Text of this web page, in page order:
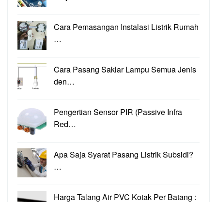
Cara Pemasangan Instalasi Listrik Rumah
…
Cara Pasang Saklar Lampu Semua Jenis
den…
Pengertian Sensor PIR (Passive Infra
Red…
Apa Saja Syarat Pasang Listrik Subsidi?
…
Harga Talang Air PVC Kotak Per Batang :